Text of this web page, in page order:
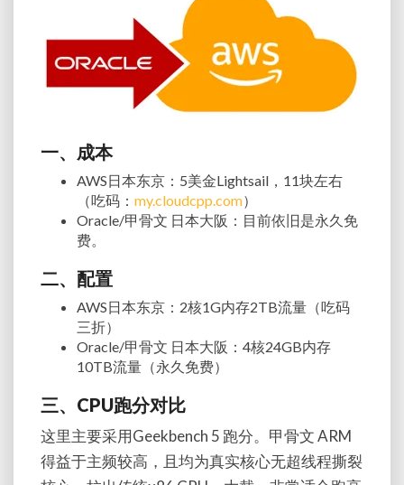
一、成本
AWS日本东京：5美金Lightsail，11块左右
（吃码： my.cloudcpp.com）
Oracle/甲骨文 日本大阪：目前依旧是永久免
费。
二、配置
AWS日本东京：2核1G内存2TB流量（吃码
三折）
Oracle/甲骨文 日本大阪：4核24GB内存
10TB流量（永久免费）
三、CPU跑分对比
这里主要采用Geekbench 5 跑分。甲骨文 ARM
得益于主频较高，且均为真实核心无超线程撕裂